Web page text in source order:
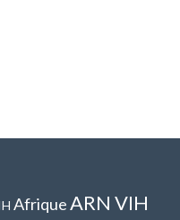
AfriqueARN VIH